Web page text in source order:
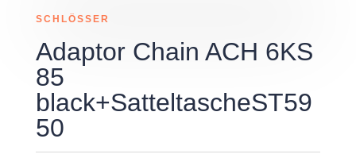
SCHLÖSSER
Adaptor Chain ACH 6KS
85
black+SatteltascheST59
50